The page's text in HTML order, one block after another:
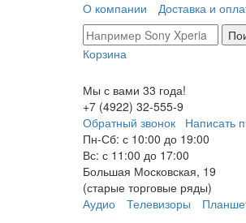
О компании Доставка и
Корзина
Мы с вами 33 года!
+7 (4922) 32-555-9
Обратный звонок
Написать
Пн-Сб: с 10:00 до 19:00
Вс: с 11:00 до 17:00
Большая Московская, 19
(старые торговые ряды)
Аудио
Телевизоры